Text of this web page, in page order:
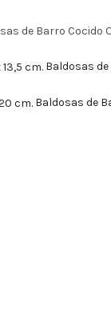
de Barro Cocido
Baldosas de
Baldosas de